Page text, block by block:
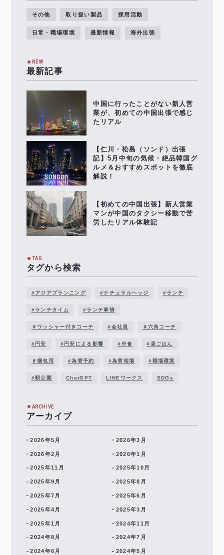
その他 取り扱い製品 採用活動
日常・職場環境 最新情報 海外出張
NEW
最新記事
中国に行ったことがない新人営
業が、初めての中国出張で感じ
たリアル
【仁川・松島（ソンド）出張
記】5月中旬の気候・絶品韓国グ
ルメ＆おすすめスポットを徹底
解説！
【初めての中国出張】新人営業
マンが中国のタクシー移動で苦
労したリアル体験記
TAG
タグから検索
#アジアプランニング #ナチュラルヘッジ #ランチ
#ランチタイム #ランチ事情
＃ワッシャー付きコーチ #会社員 ＃六角コーチ
#円安 #円安による影響 #外食 #昼ごはん
＃梱包用 #為替予約 #為替相場 #職場環境
#靭公園 ChatGPT LINEワークス SDGs
ARCHIVE
アーカイブ
2026年5月 2026年3月
2026年2月 2026年1月
2025年11月 2025年10月
2025年9月 2025年8月
2025年7月 2025年6月
2025年4月 2025年3月
2025年1月 2024年11月
2024年8月 2024年7月
2024年6月 2024年5月